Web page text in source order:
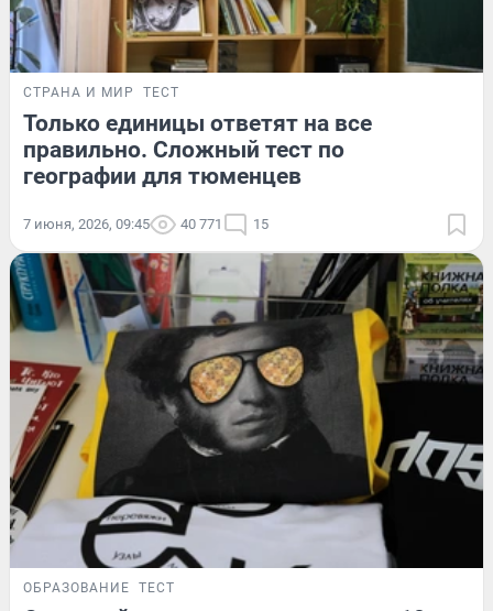
СТРАНА И МИР ТЕСТ
Только единицы ответят на все
правильно. Сложный тест по
географии для тюменцев
7 июня, 2026, 09:45 40 771 15
ОБРАЗОВАНИЕ ТЕСТ